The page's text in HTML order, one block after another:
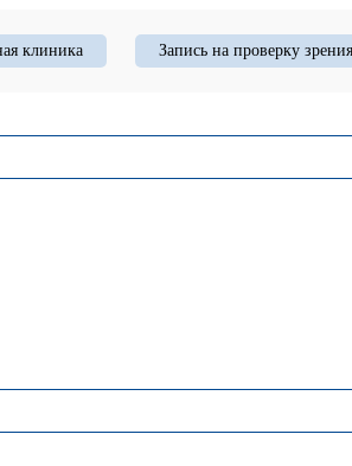
клиника Запись на проверку зрения